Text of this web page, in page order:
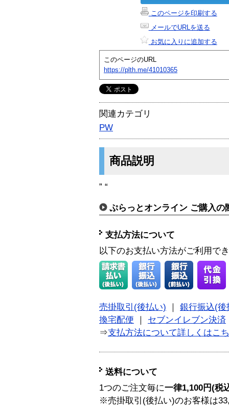
このページを印刷する
メールでURLを送る
お気に入りに追加する
このページのURL
https://plth.me/41010365
関連カテゴリ
PW
商品説明
” “
ぷらっとオンライン ご購入の
支払方法について
以下のお支払い方法がご利用で
売掛取引(後払い)
銀行振込(後
換宅配便
セブンイレブン決済
⇒支払方法について詳しくはこ
送料について
1つのご注文毎に一律1,100円(税
※売掛取引(後払い)のお客様は